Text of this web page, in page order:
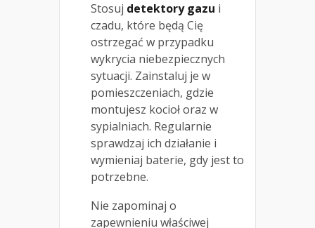
Stosuj detektory gazu i
czadu, które będą Cię
ostrzegać w przypadku
wykrycia niebezpiecznych
sytuacji. Zainstaluj je w
pomieszczeniach, gdzie
montujesz kocioł oraz w
sypialniach. Regularnie
sprawdzaj ich działanie i
wymieniaj baterie, gdy jest to
potrzebne.
Nie zapominaj o
zapewnieniu właściwej